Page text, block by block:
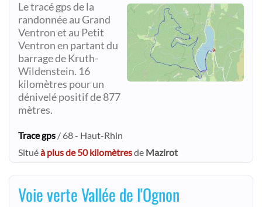
Le tracé gps de la
randonnée au Grand
Ventron et au Petit
Ventron en partant du
barrage de Kruth-
Wildenstein. 16
kilomètres pour un
dénivelé positif de 877
mètres.
Trace gps / 68 - Haut-Rhin
Situéà plus de 50 kilomètresde Mazirot
Voie verte Vallée de l'Ognon